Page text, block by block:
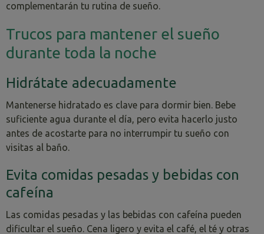
complementarán tu rutina de sueño.
Trucos para mantener el sueño
durante toda la noche
Hidrátate adecuadamente
Mantenerse hidratado es clave para dormir bien. Bebe
suficiente agua durante el día, pero evita hacerlo justo
antes de acostarte para no interrumpir tu sueño con
visitas al baño.
Evita comidas pesadas y bebidas con
cafeína
Las comidas pesadas y las bebidas con cafeína pueden
dificultar el sueño. Cena ligero y evita el café, el té y otras